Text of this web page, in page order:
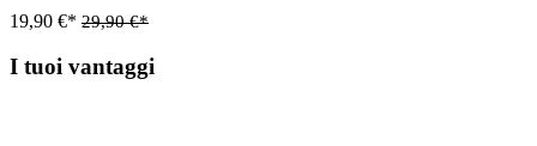
19,90 €* 29,90 €*
I tuoi vantaggi